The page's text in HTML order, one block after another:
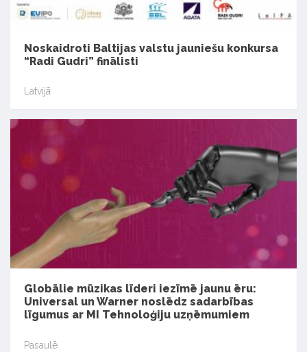
Noskaidroti Baltijas valstu jauniešu konkursa
“Radi Gudri” finālisti
Latvijā
Globālie mūzikas līderi iezīmē jaunu ēru:
Universal un Warner noslēdz sadarbības
līgumus ar MI Tehnoloģiju uzņēmumiem
Pasaulē